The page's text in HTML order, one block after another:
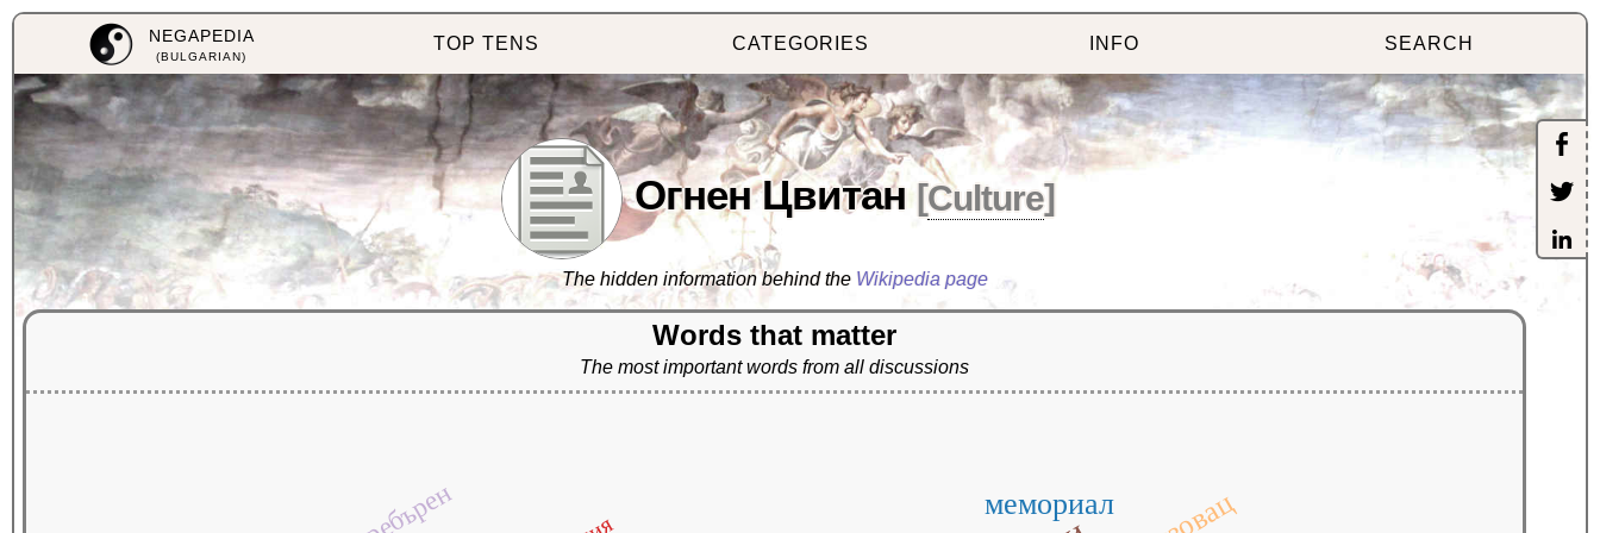
NEGAPEDIA
(BULGARIAN)
TOP TENS CATEGORIES INFO SEARCH
Огнен Цвитан [Culture]
The hidden information behind the Wikipedia page
Words that matter
The most important words from all discussions
мемориал
сребърен